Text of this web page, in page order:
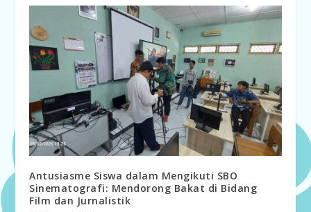
Antusiasme Siswa dalam Mengikuti SBO
Sinematografi: Mendorong Bakat di Bidang
Film dan Jurnalistik